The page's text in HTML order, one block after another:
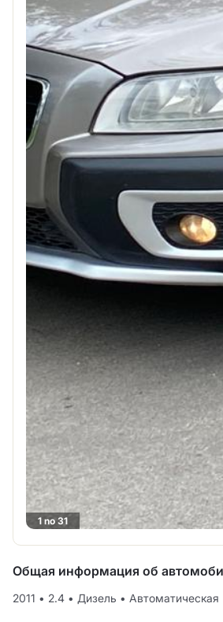
1 no 31
Общая информация об
2011 • 2.4 • Дизель • Автоматическая